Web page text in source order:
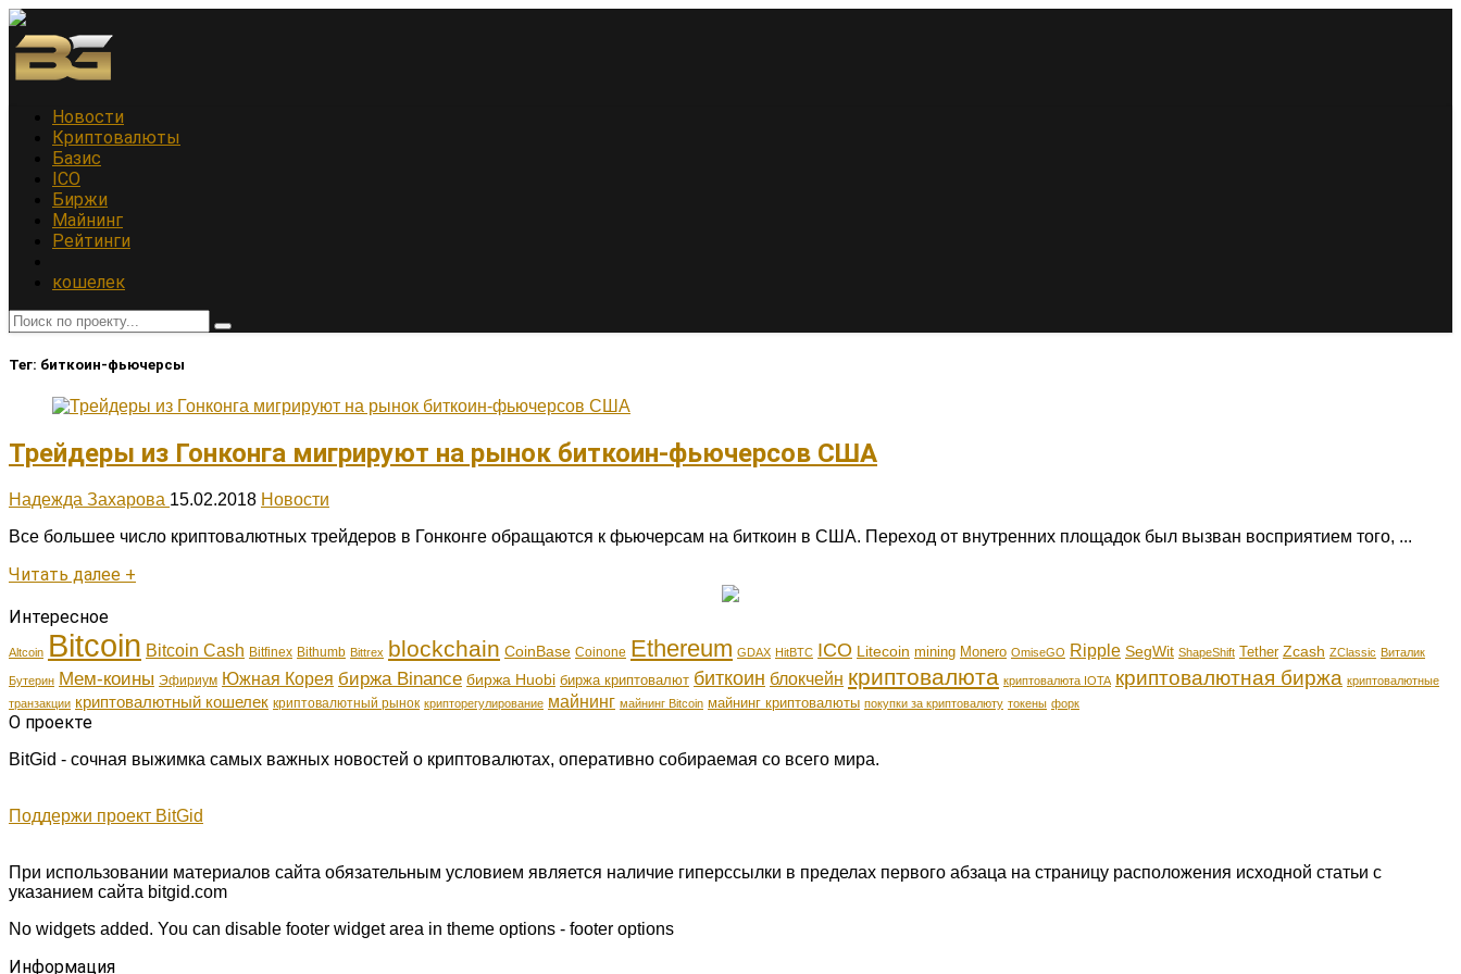
Новости
Криптовалюты
Базис
ICO
Биржи
Майнинг
Рейтинги
кошелек
Тег: биткоин-фьючерсы
Трейдеры из Гонконга мигрируют на рынок биткоин-фьючерсов США
Надежда Захарова 15.02.2018 Новости
Все большее число криптовалютных трейдеров в Гонконге обращаются к фьючерсам на биткоин в США. Переход от внутренних площадок был вызван восприятием того, ...
Читать далее +
Интересное
Altcoin Bitcoin Bitcoin Cash Bitfinex Bithumb Bittrex blockchain CoinBase Coinone Ethereum GDAX HitBTC ICO Litecoin mining Monero OmiseGO Ripple SegWit ShapeShift Tether Zcash ZClassic Виталик
Бутерин Мем-коины Эфириум Южная Корея биржа Binance биржа Huobi биржа криптовалют биткоин блокчейн криптовалюта криптовалюта IOTA криптовалютная биржа криптовалютные
транзакции криптовалютный кошелек криптовалютный рынок крипторегулирование майнинг майнинг Bitcoin майнинг криптовалюты покупки за криптовалюту токены форк
О проекте
BitGid - сочная выжимка самых важных новостей о криптовалютах, оперативно собираемая со всего мира.
Поддержи проект BitGid
При использовании материалов сайта обязательным условием является наличие гиперссылки в пределах первого абзаца на страницу расположения исходной статьи с
указанием сайта bitgid.com
No widgets added. You can disable footer widget area in theme options - footer options
Информация